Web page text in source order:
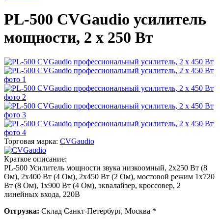
PL-500 CVGaudio усилитель
мощности, 2 х 250 Вт
Торговая марка: CVGaudio
Краткое описание:
PL-500 Усилитель мощности звука низкоомный, 2х250 Вт (8
Ом), 2х400 Вт (4 Ом), 2х450 Вт (2 Ом), мостовой режим 1х720
Вт (8 Ом), 1х900 Вт (4 Ом), эквалайзер, кроссовер, 2
линейных входа, 220В
Отгрузка: Склад Санкт-Петербург, Москва *